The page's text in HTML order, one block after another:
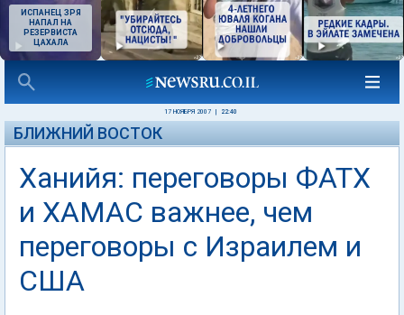
ИСПАНЕЦ ЗРЯ
НАПАЛ НА
РЕЗЕРВИСТА
ЦАХАЛА
17 НОЯБРЯ 2007 22:40
БЛИЖНИЙ ВОСТОК
Ханийя: переговоры ФАТХ
и ХАМАС важнее, чем
переговоры с Израилем и
США